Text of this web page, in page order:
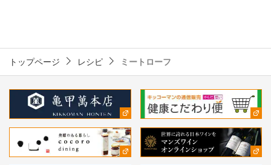
トップページ レシピ ミートローフ